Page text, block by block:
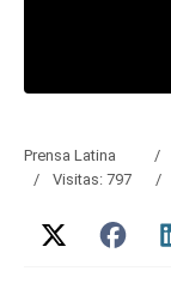
Prensa Latina
Visitas: 797